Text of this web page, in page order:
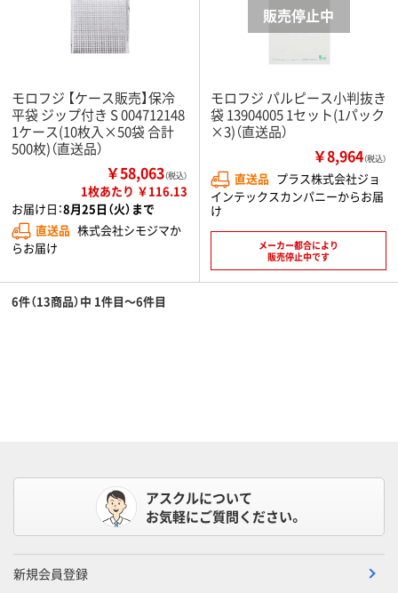
モロフジ 【ケース販売】保冷
平袋 ジップ付き S 004712148
1ケース(10枚入×50袋 合計
500枚)（直送品）
￥58,063（税込）
1枚あたり ￥116.13
お届け日：8月25日（火）まで
直送品 株式会社シモジマか
らお届け
モロフジ パルピース小判抜き
袋 13904005 1セット(1パック
×3)（直送品）
￥8,964（税込）
直送品 プラス株式会社ジョ
インテックスカンパニーからお届
け
メーカー都合により
販売停止中です
6件（13商品）中 1件目～6件目
アスクルについて
お気軽にご質問ください。
新規会員登録